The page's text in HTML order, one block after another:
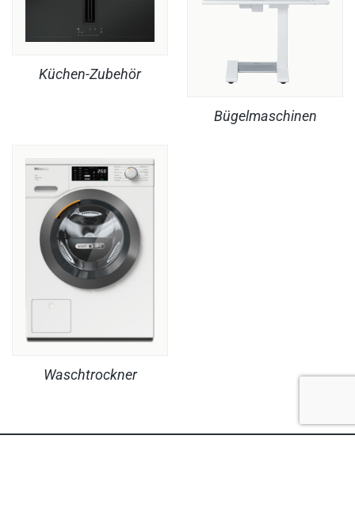
Küchen-Zubehör
Bügelmaschinen
Waschtrockner